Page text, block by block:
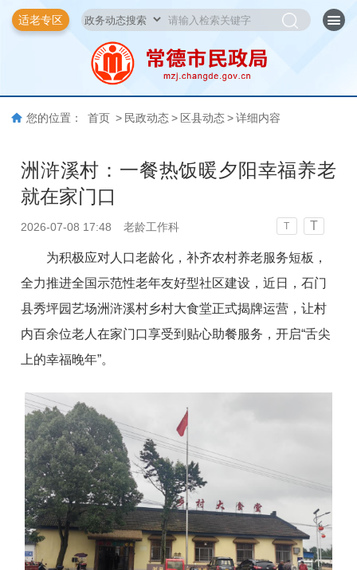
适老专区
您的位置： 首页 > 民政动态 > 区县动态 > 详细内容
洲浒溪村：一餐热饭暖夕阳幸福养老
就在家门口
2026-07-08 17:48 老龄工作科 T T
为积极应对人口老龄化，补齐农村养老服务短板，
全力推进全国示范性老年友好型社区建设，近日，石门
县秀坪园艺场洲浒溪村乡村大食堂正式揭牌运营，让村
内百余位老人在家门口享受到贴心助餐服务，开启“舌尖
上的幸福晚年”。